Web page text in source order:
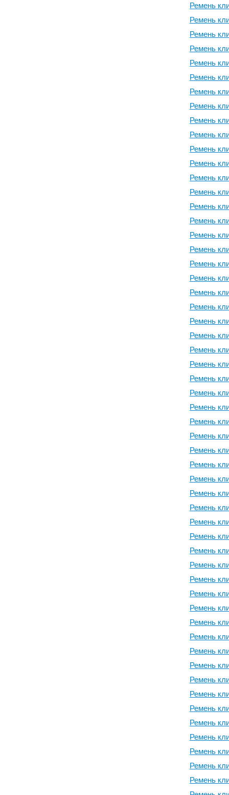
Ремень
Ремень
Ремень
Ремень
Ремень
Ремень
Ремень
Ремень
Ремень
Ремень
Ремень
Ремень
Ремень
Ремень
Ремень
Ремень
Ремень
Ремень
Ремень
Ремень
Ремень
Ремень
Ремень
Ремень
Ремень
Ремень
Ремень
Ремень
Ремень
Ремень
Ремень
Ремень
Ремень
Ремень
Ремень
Ремень
Ремень
Ремень
Ремень
Ремень
Ремень
Ремень
Ремень
Ремень
Ремень
Ремень
Ремень
Ремень
Ремень
Ремень
Ремень
Ремень
Ремень
Ремень
Ремень